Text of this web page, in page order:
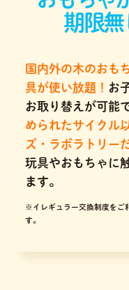
期限無
国内外の木のおも
具が使い放題！ お
お取り替えが可能
められたサイクル
ズ・ラボラトリー
玩具やおもちゃに
ます。
※イレギュラー交換制度をご
す。